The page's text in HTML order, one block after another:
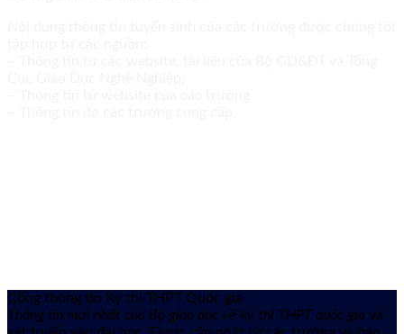
Cổng thông tin Kỳ thi THPT Quốc gia
Thông tin mới nhất của Bộ giáo dục về kỳ thi THPT quốc gia và